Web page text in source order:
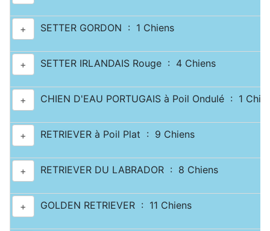
+ SETTER GORDON : 1 Chiens
+ SETTER IRLANDAIS Rouge : 4 Chiens
+ CHIEN D'EAU PORTUGAIS à Poil Ondulé : 1
+ RETRIEVER à Poil Plat : 9 Chiens
+ RETRIEVER DU LABRADOR : 8 Chiens
+ GOLDEN RETRIEVER : 11 Chiens